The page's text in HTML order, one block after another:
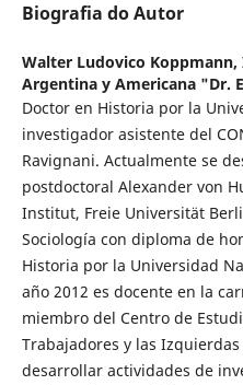
Biografia do Autor
Walter Ludovico Koppmann,
Argentina y Americana "Dr.
Doctor en Historia por la
investigador asistente del
Ravignani. Actualmente se
postdoctoral Alexander von
Institut, Freie Universität
Sociología con diploma de
Historia por la Universidad
año 2012 es docente en la
miembro del Centro de
Trabajadores y las Izquierdas
desarrollar actividades de